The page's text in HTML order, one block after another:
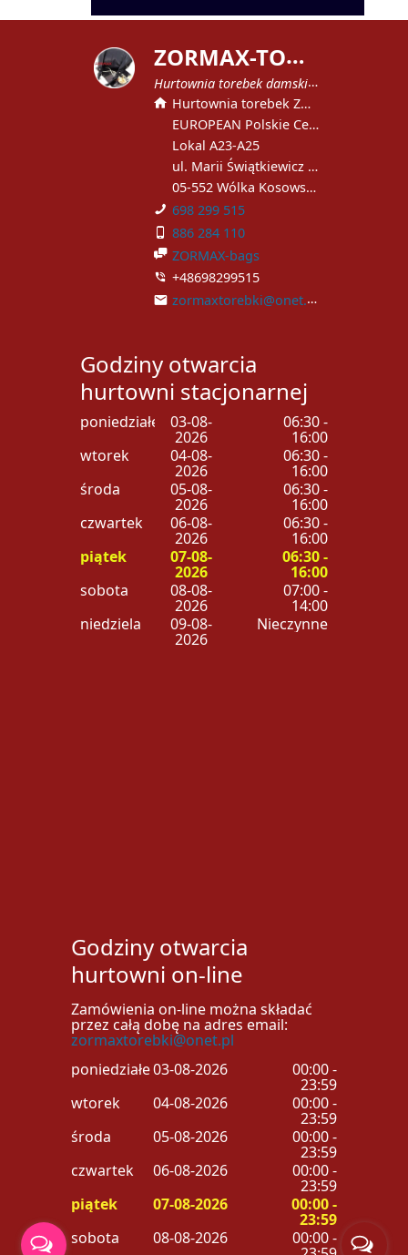
Z
ORMAX-TOREBKI
Hurtownia torebek damskich
Hurtownia torebek ZORMAX
EUROPEAN Polskie Centrum Handlowe
Lokal A23-A25
ul. Marii Świątkiewicz 51
05-552 Wólka Kosowska
698 299 515
886 284 110
ZORMAX-bags
+48698299515
zormaxtorebki@onet.pl
Godziny otwarcia
hurtowni stacjonarnej
poniedziałek 03-08-
2026
06:30 -
16:00
wtorek
04-08-
2026
06:30 -
16:00
środa
05-08-
2026
06:30 -
16:00
czwartek
06-08-
2026
06:30 -
16:00
piątek
07-08-
2026
06:30 -
16:00
sobota
08-08-
2026
07:00 -
14:00
niedziela
09-08-
2026
Nieczynne
Godziny otwarcia
hurtowni on-line
Zamówienia on-line można składać
przez całą dobę na adres email:
zormaxtorebki@onet.pl
poniedziałek03-08-2026 00:00 -
23:59
wtorek
04-08-2026 00:00 -
23:59
środa
05-08-2026 00:00 -
23:59
czwartek
06-08-2026 00:00 -
23:59
piątek
07-08-2026 00:00 -
23:59
sobota
08-08-2026 00:00 -